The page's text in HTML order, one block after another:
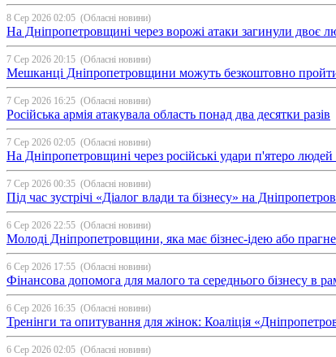
8 Сер 2026 02:05 (Обласні новини)
На Дніпропетровщині через ворожі атаки загинули двоє
7 Сер 2026 20:15 (Обласні новини)
Мешканці Дніпропетровщини можуть безкоштовно
7 Сер 2026 16:25 (Обласні новини)
Російська армія атакувала область понад два десятки разів
7 Сер 2026 02:05 (Обласні новини)
На Дніпропетровщині через російські удари п'ятеро
7 Сер 2026 00:35 (Обласні новини)
Під час зустрічі «Діалог влади та бізнесу» на
6 Сер 2026 22:55 (Обласні новини)
Молоді Дніпропетровщини, яка має бізнес-ідею або
6 Сер 2026 17:55 (Обласні новини)
Фінансова допомога для малого та середнього бізнесу в
6 Сер 2026 16:35 (Обласні новини)
Тренінги та опитування для жінок: Коаліція
6 Сер 2026 02:05 (Обласні новини)